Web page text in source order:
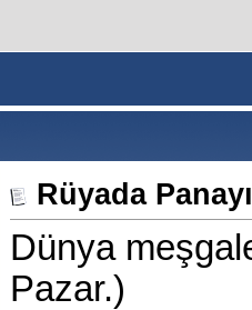
Rüyada
Dünya
Pazar.)